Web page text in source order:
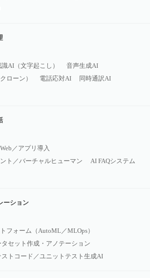
AI（文字起こし）
音声生成AI
ローン）
電話応対AI
同時通訳AI
／アプリ導入
ト／バーチャルヒューマン
AI FAQシステム
ーション
フォーム（AutoML／MLOps）
タセット作成・アノテーション
ストコード／ユニットテスト生成AI